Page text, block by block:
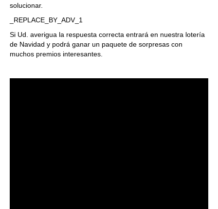
solucionar.
_REPLACE_BY_ADV_1
Si Ud. averigua la respuesta correcta entrará en nuestra lotería
de Navidad y podrá ganar un paquete de sorpresas con
muchos premios interesantes.